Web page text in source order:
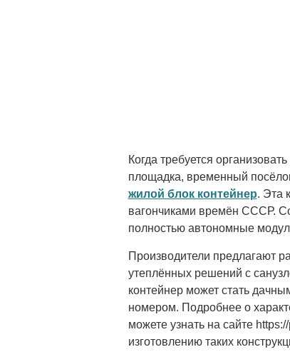
Когда требуется
площадка, временный
жилой блок контейнер. Эта
вагончиками времён СССР.
полностью автономные
Производители предлагают
утеплённых решений с
контейнер может стать
номером. Подробнее о
можете узнать на сайте
изготовлению таких